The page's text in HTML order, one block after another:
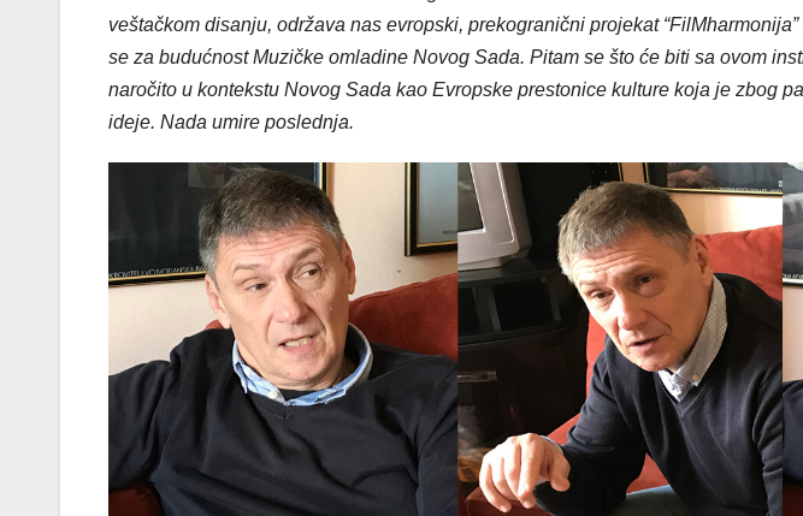
veštačkom disanju, održava nas evropski, prekogranični projekat
se za budućnost Muzičke omladine Novog Sada. Pitam se što će biti sa ovom
naročito u kontekstu Novog Sada kao Evropske prestonice kulture koja je zbog
ideje. Nada umire poslednja.